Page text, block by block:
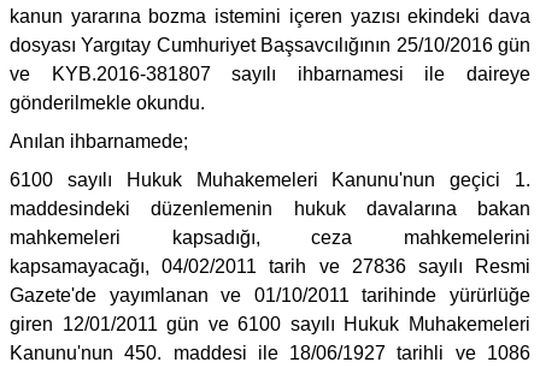
kanun yararına bozma istemini içeren yazısı ekindeki dava
dosyası Yargıtay Cumhuriyet Başsavcılığının 25/10/2016 gün
ve KYB.2016-381807 sayılı ihbarnamesi ile daireye
gönderilmekle okundu.
Anılan ihbarnamede;
6100 sayılı Hukuk Muhakemeleri Kanunu'nun geçici 1.
maddesindeki düzenlemenin hukuk davalarına bakan
mahkemeleri kapsadığı, ceza mahkemelerini
kapsamayacağı, 04/02/2011 tarih ve 27836 sayılı Resmi
Gazete'de yayımlanan ve 01/10/2011 tarihinde yürürlüğe
giren 12/01/2011 gün ve 6100 sayılı Hukuk Muhakemeleri
Kanunu'nun 450. maddesi ile 18/06/1927 tarihli ve 1086